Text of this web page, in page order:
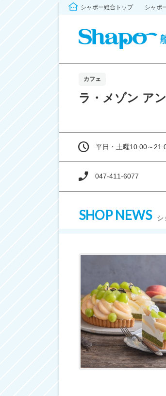
シャポー総合トップ シャポ
カフェ
ラ・メゾン ア
平日・土曜10:00～
047-411-6077
SHOP NEWS シ